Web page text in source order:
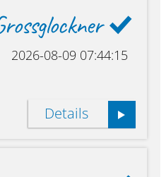
2026-08-09 07:44:15
Details